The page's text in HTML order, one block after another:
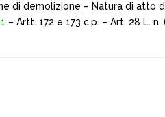
di demolizione – Natura di
– Artt. 172 e 173 c.p. – Art. 28 L.